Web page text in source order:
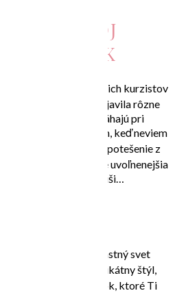
– MÔJ
DENNÍK
ale aj popri vedení mojich kurzistov
a kurzov som objavila rôzne
ktoré mi pomáhajú pri
kreativity, vo chvíľach, keď neviem
tak, aby som mala potešenie z
moja tvorba bola ešte uvoľnenejšia
radosti a pokoja na duši…
a objaviť svoj vlastný svet
stránky – a svoj unikátny štýl,
sa vnútorných prekážok, ktoré Ti